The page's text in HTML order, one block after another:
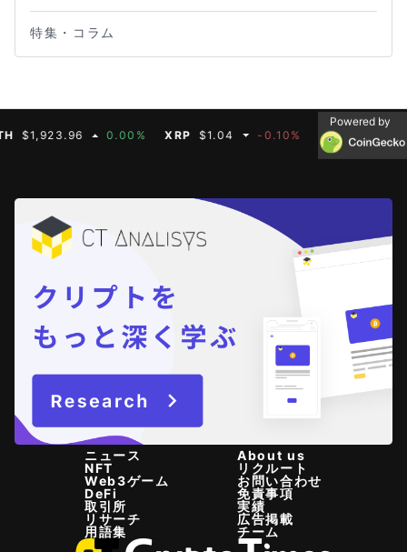
特集・コラム
0.00% XRP $1.04 -0.10% BNB $608.19
Powered by
ニュース
NFT
Web3ゲーム
DeFi
取引所
リサーチ
用語集
About us
リクルート
お問い合わせ
免責事項
実績
広告掲載
チーム